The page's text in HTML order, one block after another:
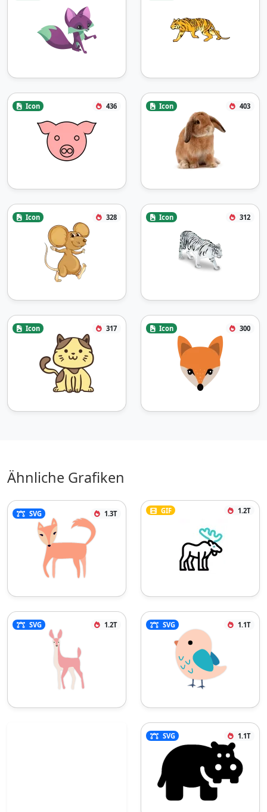
Icon 436 Icon 403
Icon 328 Icon 312
Icon 317 Icon 300
Ähnliche Grafiken
SVG 1.3T GIF 1.2T
SVG 1.2T SVG 1.1T
SVG 1.1T